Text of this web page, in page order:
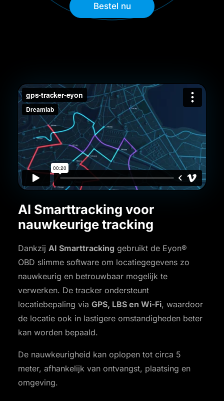
Bestel nu
AI Smarttracking voor
nauwkeurige tracking
Dankzij AI Smarttracking gebruikt de Eyon®
OBD slimme software om locatiegegevens zo
nauwkeurig en betrouwbaar mogelijk te
verwerken. De tracker ondersteunt
locatiebepaling via GPS, LBS en Wi-Fi, waardoor
de locatie ook in lastigere omstandigheden beter
kan worden bepaald.
De nauwkeurigheid kan oplopen tot circa 5
meter, afhankelijk van ontvangst, plaatsing en
omgeving.